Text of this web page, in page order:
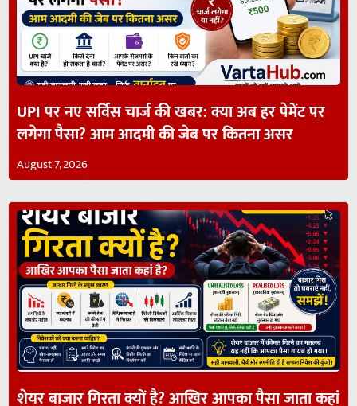
UPI पर नए सर्विस चार्ज की खबर: क्या अब हर पेमेंट पर
लगेगा पैसा? आम आदमी की जेब पर कितना असर
August 7, 2026
शेयर बाजार गिरता क्यों है? आखिर आपका पैसा जाता कहां